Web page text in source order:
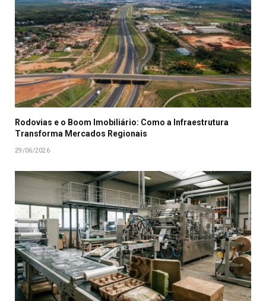
Rodovias e o Boom Imobiliário: Como a Infraestrutura
Transforma Mercados Regionais
29/06/2026